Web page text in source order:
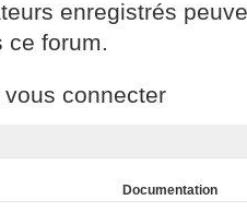
enregistrés
ce forum.
connecter
Documentation